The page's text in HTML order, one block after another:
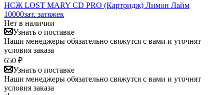
НСЖ LOST MARY CD PRO (Картридж) Лимон Лайм
10000зат. затяжек
Нет в наличии
Узнать о поставке
Наши менеджеры обязательно свяжутся с вами и уточнят
условия заказа
650 ₽
Узнать о поставке
Наши менеджеры обязательно свяжутся с вами и уточнят
условия заказа